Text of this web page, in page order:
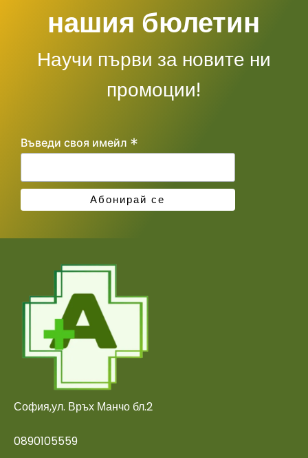
нашия бюлетин
Научи първи за новите ни
промоции!
Въведи своя имейл *
София,ул. Връх Манчо бл.2
0890105559